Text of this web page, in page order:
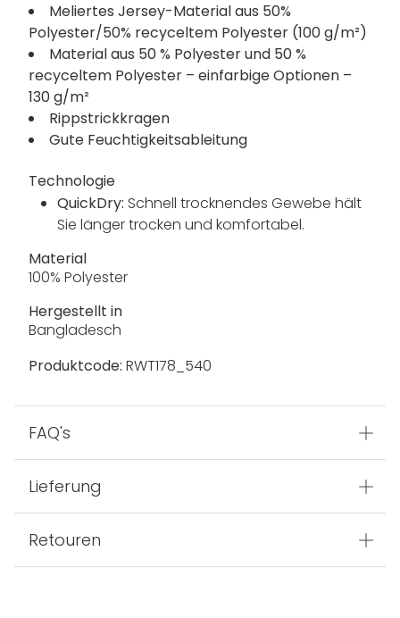
Meliertes Jersey-Material aus 50%
Polyester/50% recyceltem Polyester (100 g/m²)
Material aus 50 % Polyester und 50 %
recyceltem Polyester – einfarbige Optionen –
130 g/m²
Rippstrickkragen
Gute Feuchtigkeitsableitung
Technologie
QuickDry: Schnell trocknendes Gewebe hält
Sie länger trocken und komfortabel.
Material
100% Polyester
Hergestellt in
Bangladesch
Produktcode: RWT178_540
FAQ's
Lieferung
Retouren